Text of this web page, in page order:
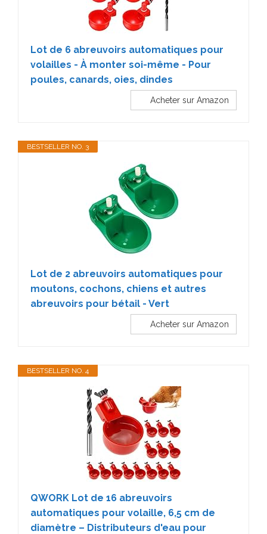
Lot de 6 abreuvoirs automatiques pour
volailles - À monter soi-même - Pour
poules, canards, oies, dindes
Acheter sur Amazon
BESTSELLER NO. 3
Lot de 2 abreuvoirs automatiques pour
moutons, cochons, chiens et autres
abreuvoirs pour bétail - Vert
Acheter sur Amazon
BESTSELLER NO. 4
QWORK Lot de 16 abreuvoirs
automatiques pour volaille, 6,5 cm de
diamètre – Distributeurs d'eau pour